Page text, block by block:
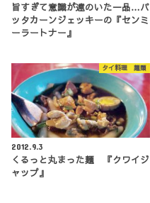
旨すぎて意識が遠のいた一品…パ
ッタカーンジェッキーの『センミ
ーラートナー』
タイ料理 麺類
2012.9.3
くるっと丸まった麺 『クワイジ
ャップ』